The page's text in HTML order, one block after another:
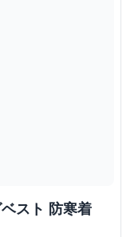
スト 防寒着